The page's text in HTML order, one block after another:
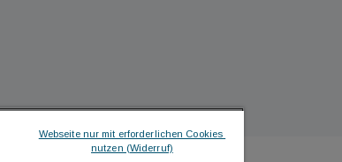
Webseite nur mit erforderlichen Cookies
nutzen (Widerruf)